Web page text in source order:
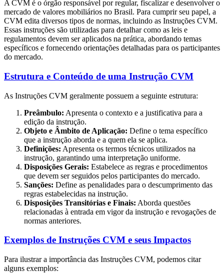
A CVM é o órgão responsável por regular, fiscalizar e desenvolver o
mercado de valores mobiliários no Brasil. Para cumprir seu papel, a
CVM edita diversos tipos de normas, incluindo as Instruções CVM.
Essas instruções são utilizadas para detalhar como as leis e
regulamentos devem ser aplicados na prática, abordando temas
específicos e fornecendo orientações detalhadas para os participantes
do mercado.
Estrutura e Conteúdo de uma Instrução CVM
As Instruções CVM geralmente possuem a seguinte estrutura:
Preâmbulo: Apresenta o contexto e a justificativa para a
edição da instrução.
Objeto e Âmbito de Aplicação: Define o tema específico
que a instrução aborda e a quem ela se aplica.
Definições: Apresenta os termos técnicos utilizados na
instrução, garantindo uma interpretação uniforme.
Disposições Gerais: Estabelece as regras e procedimentos
que devem ser seguidos pelos participantes do mercado.
Sanções: Define as penalidades para o descumprimento das
regras estabelecidas na instrução.
Disposições Transitórias e Finais: Aborda questões
relacionadas à entrada em vigor da instrução e revogações de
normas anteriores.
Exemplos de Instruções CVM e seus Impactos
Para ilustrar a importância das Instruções CVM, podemos citar
alguns exemplos: